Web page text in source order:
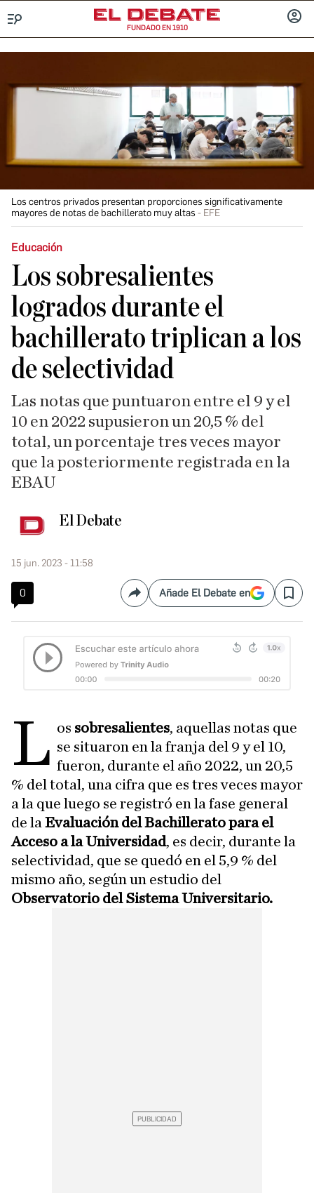
FUNDADO EN 1910
Los centros privados presentan proporciones significativamente
mayores de notas de bachillerato muy altas
EFE
Educación
Los sobresalientes
logrados durante el
bachillerato triplican a los
de selectividad
Las notas que puntuaron entre el 9 y el
10 en 2022 supusieron un 20,5 % del
total, un porcentaje tres veces mayor
que la posteriormente registrada en la
EBAU
El Debate
15 jun. 2023 - 11:58
0 CompartirAñade El Debate en Save
L os sobresalientes, aquellas notas que
se situaron en la franja del 9 y el 10,
fueron, durante el año 2022, un 20,5
% del total, una cifra que es tres veces mayor
a la que luego se registró en la fase general
de la Evaluación del Bachillerato para el
Acceso a la Universidad, es decir, durante la
selectividad, que se quedó en el 5,9 % del
mismo año, según un estudio del
Observatorio del Sistema Universitario.